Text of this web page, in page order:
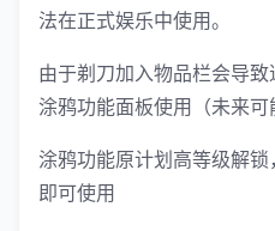
法在正式娱乐中使用。
由于剃刀加入物品栏会导
涂鸦功能面板使用（未来可
涂鸦功能原计划高等级解
即可使用